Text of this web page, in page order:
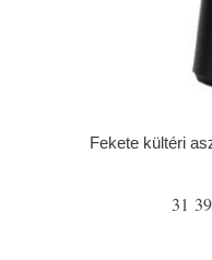
Fekete kültéri
31